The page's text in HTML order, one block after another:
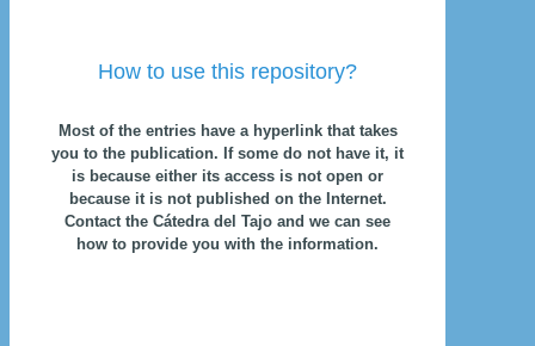
How to use this repository?
Most of the entries have a hyperlink that takes
you to the publication. If some do not have it, it
is because either its access is not open or
because it is not published on the Internet.
Contact the Cátedra del Tajo and we can see
how to provide you with the information.